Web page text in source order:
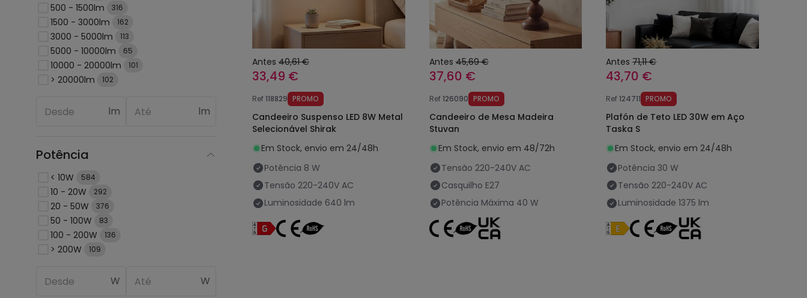
500 - 1500lm 316
1500 - 3000lm 162
3000 - 5000lm 113
5000 - 10000lm 65
10000 - 20000lm 101
> 20000lm 102
lm lm
Potência
< 10W 584
10 - 20W 292
20 - 50W 376
50 - 100W 83
100 - 200W 136
> 200W 109
W W
Antes 40,61 €
33,49 €
Ref118829 PROMO
Candeeiro Suspenso LED 8W Metal
Selecionável Shirak
Em Stock, envio em 24/48h
Potência 8 W
Tensão 220-240V AC
Luminosidade 640 lm
Antes 45,69 €
37,60 €
Ref126090 PROMO
Candeeiro de Mesa Madeira
Stuvan
Em Stock, envio em 48/72h
Tensão 220-240V AC
Casquilho E27
Potência Máxima 40 W
Antes 71,11 €
43,70 €
Ref124711 PROMO
Plafón de Teto LED 30W em Aço
Taska S
Em Stock, envio em 24/48h
Potência 30 W
Tensão 220-240V AC
Luminosidade 1375 lm